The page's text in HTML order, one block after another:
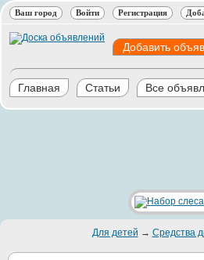
Ваш город Войти Регистрация
Добавить
Главная Статьи Все
Для детей → Средства